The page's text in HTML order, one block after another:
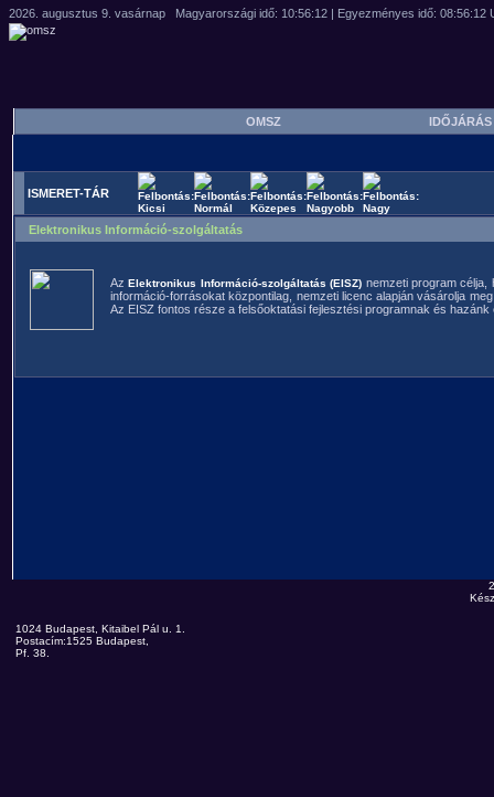
OMSZ
ISMERET-TÁR
Elektronikus Információ-szolgáltatás
AzElektronikus Információ-szolgáltatás (EISZ) nemzeti program
információ-forrásokat központilag, nemzeti licenc alapján vásárolja
Az EISZ fontos része a felsőoktatási fejlesztési programnak és hazánk
1024 Budapest, Kitaibel Pál u. 1.
Postacím:1525 Budapest,
Pf. 38.